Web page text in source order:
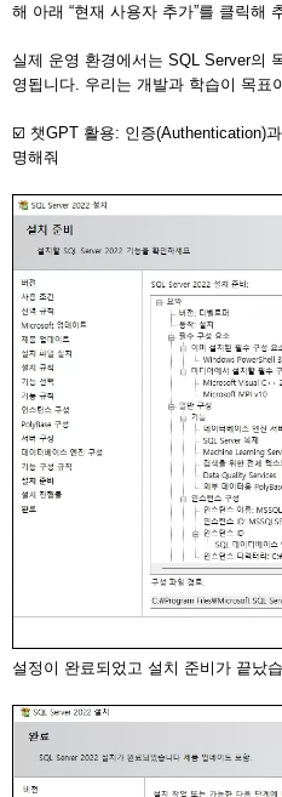
해 아래 “현재 사용자 추가”를 클릭해
실제 운영 환경에서는 SQL Server의
영됩니다. 우리는 개발과 학습이 목표
☑️ 챗GPT 활용: 인증(Authentication)
명해줘
설정이 완료되었고 설치 준비가 끝났